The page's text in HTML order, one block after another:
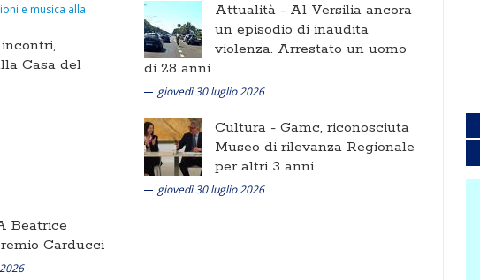
Casa del
Attualità - Al Versilia ancora
un episodio di inaudita
violenza. Arrestato un uomo
di 28 anni
giovedì 30 luglio 2026
Cultura - Gamc, riconosciuta
Museo di rilevanza Regionale
per altri 3 anni
giovedì 30 luglio 2026
Beatrice
Carducci